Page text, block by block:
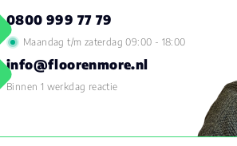
0800 999 77 79
Maandag t/m zaterdag 09:00 - 18:00
info@floorenmore.nl
Binnen 1 werkdag reactie